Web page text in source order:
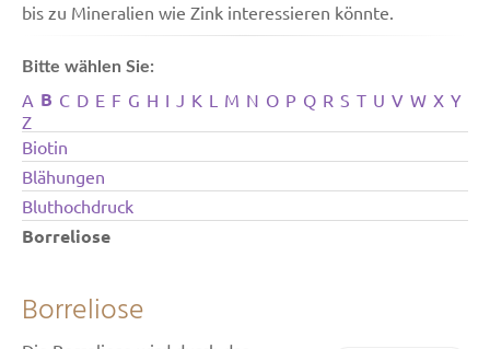
bis zu Mineralien wie Zink interessieren könnte.
Bitte wählen Sie:
A B C D E F G H I J K L M N O P Q R S T U V W X Y
Z
Biotin
Blähungen
Bluthochdruck
Borreliose
Borreliose